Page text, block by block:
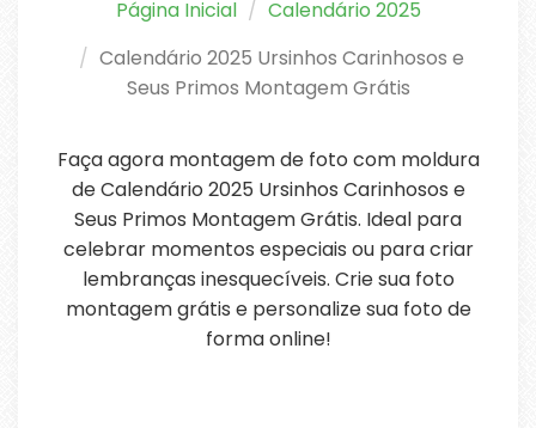
Página Inicial
Calendário 2025
Calendário 2025 Ursinhos Carinhosos e
Seus Primos Montagem Grátis
Faça agora montagem de foto com moldura
de Calendário 2025 Ursinhos Carinhosos e
Seus Primos Montagem Grátis. Ideal para
celebrar momentos especiais ou para criar
lembranças inesquecíveis. Crie sua foto
montagem grátis e personalize sua foto de
forma online!